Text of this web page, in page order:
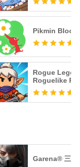
Pikmin Bloom
Rogue
Roguelike
Garena® 三角